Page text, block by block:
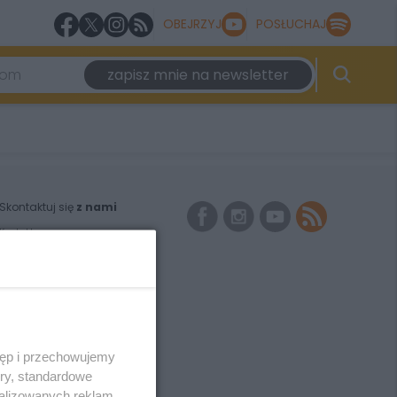
OBEJRZYJ POSŁUCHAJ
zapisz mnie na newsletter
Skontaktuj się z nami
Kontakt
i przechowujemy
standardowe